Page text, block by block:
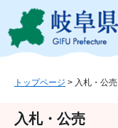
ジ
ュ
トップページ > 入札・公売
入札・公売